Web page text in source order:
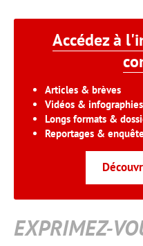
Accédez à
Articles & brèves
Vidéos & infographies
Longs formats &
Reportages &
EXPRIMEZ-